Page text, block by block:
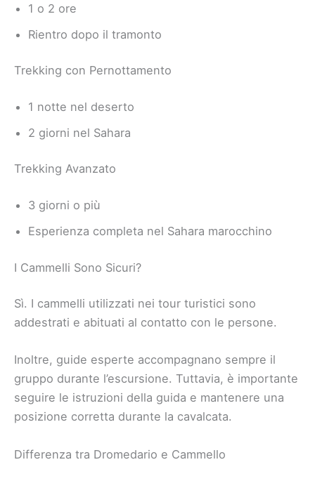
1 o 2 ore
Rientro dopo il tramonto
Trekking con Pernottamento
1 notte nel deserto
2 giorni nel Sahara
Trekking Avanzato
3 giorni o più
Esperienza completa nel Sahara marocchino
I Cammelli Sono Sicuri?
Sì. I cammelli utilizzati nei tour turistici sono
addestrati e abituati al contatto con le persone.
Inoltre, guide esperte accompagnano sempre il
gruppo durante l’escursione. Tuttavia, è importante
seguire le istruzioni della guida e mantenere una
posizione corretta durante la cavalcata.
Differenza tra Dromedario e Cammello